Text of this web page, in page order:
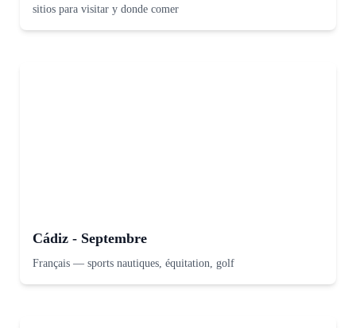
sitios para visitar y donde comer
Cádiz - Septembre
Français — sports nautiques, équitation, golf